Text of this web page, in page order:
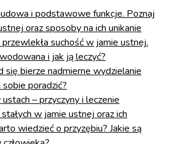
i podstawowe funkcje. Poznaj
oraz sposoby na ich unikanie
suchość w jamie ustnej.
i jak ją leczyć?
się bierze nadmierne wydzielanie
poradzić?
– przyczyny i leczenie
w jamie ustnej oraz ich
wiedzieć o przyzębiu? Jakie są